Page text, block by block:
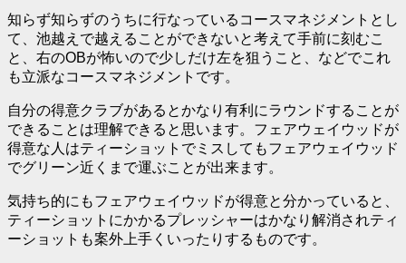
知らず知らずのうちに行なっているコースマネジメントとし
て、池越えで越えることができないと考えて手前に刻むこ
と、右のOBが怖いので少しだけ左を狙うこと、などでこれ
も立派なコースマネジメントです。
自分の得意クラブがあるとかなり有利にラウンドすることが
できることは理解できると思います。フェアウェイウッドが
得意な人はティーショットでミスしてもフェアウェイウッド
でグリーン近くまで運ぶことが出来ます。
気持ち的にもフェアウェイウッドが得意と分かっていると、
ティーショットにかかるプレッシャーはかなり解消されティ
ーショットも案外上手くいったりするものです。